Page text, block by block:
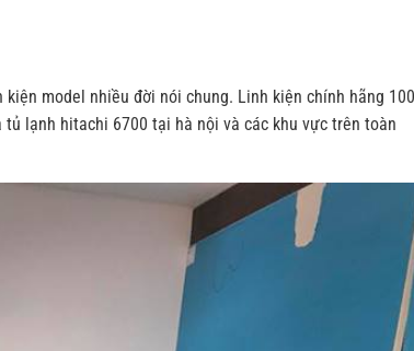
model nhiều đời nói chung. Linh kiện chính hãng
lạnh hitachi 6700 tại hà nội và các khu vực trên toàn